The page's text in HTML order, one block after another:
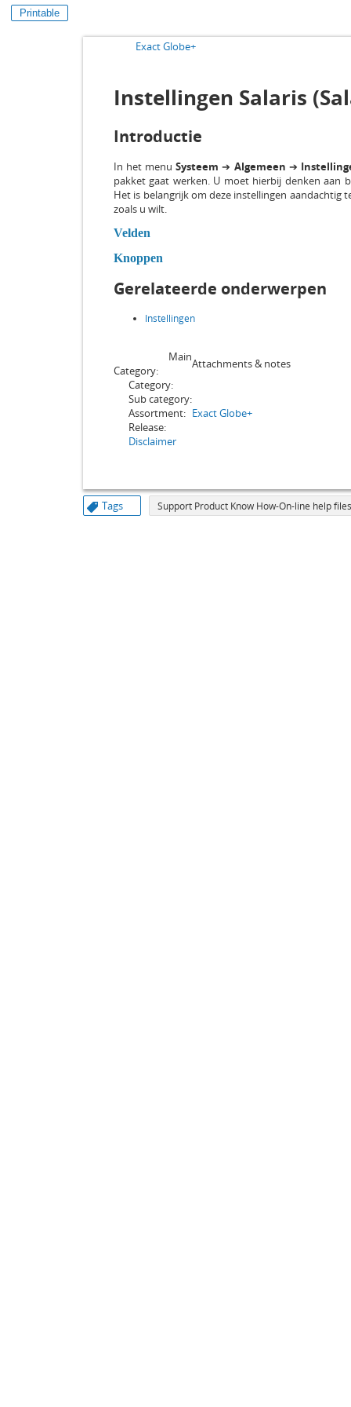
Printable
Exact Globe+
Instellingen Salaris
Introductie
In het menu Systeem ➔ Algemeen ➔
pakket gaat werken. U moet hierbij denken aan
Het is belangrijk om deze instellingen
zoals u wilt.
Velden
Knoppen
Gerelateerde onderwerpen
Instellingen
Main
Category:
Attachments & notes
Category:
Sub category:
Assortment: Exact Globe+
Release:
Disclaimer
Tags Support Product Know How-On-line help